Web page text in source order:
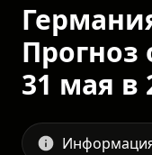
Прогноз
31 мая в